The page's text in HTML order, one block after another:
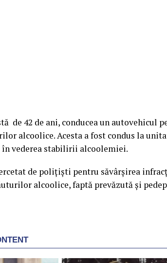
de 42 de ani, conducea un autovehicul
alcoolice. Acesta a fost condus la
în vederea stabilirii alcoolemiei.
de polițiști pentru săvârşirea
alcoolice, faptă prevăzută și